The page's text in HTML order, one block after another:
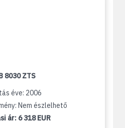
8030 ZTS
éve: 2006
Nem észlelhető
ár: 6 318 EUR